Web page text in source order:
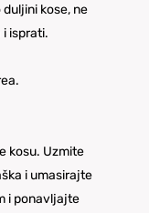
kose, ne
isprati.
kosu. Uzmite
i umasirajte
i ponavljajte